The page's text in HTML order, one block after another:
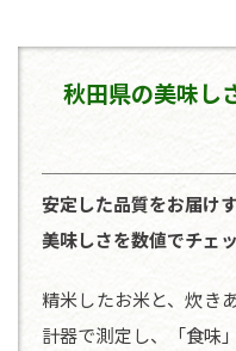
秋田県の美味し
安定した品質をお届け
美味しさを数値でチェ
精米したお米と、炊き
計器で測定し、「食味